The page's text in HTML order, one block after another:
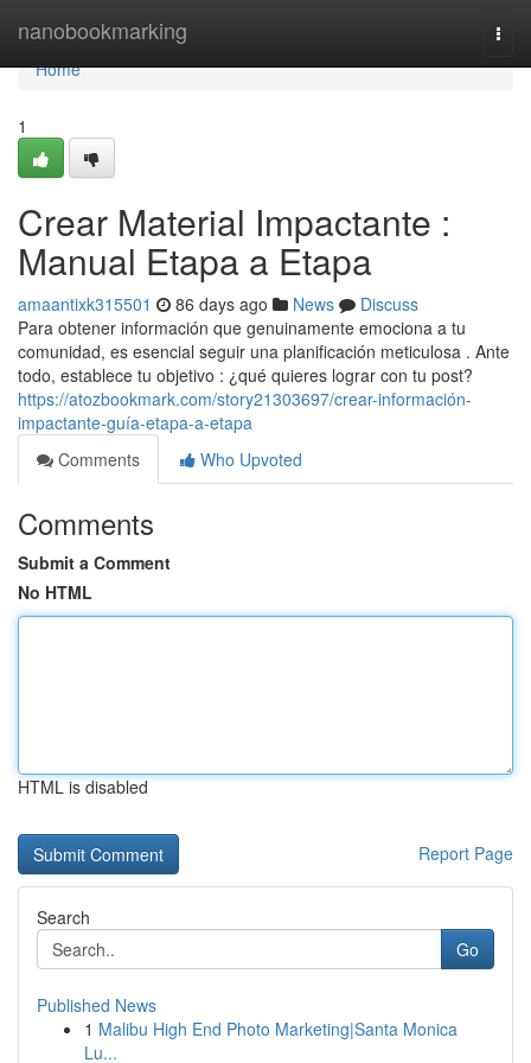
nanobookmarking
Home
Home
1
Crear Material Impactante :
Manual Etapa a Etapa
amaantixk315501 86 days ago News
Discuss
Para obtener información que genuinamente emociona a tu
comunidad, es esencial seguir una planificación meticulosa . Ante
todo, establece tu objetivo : ¿qué quieres lograr con tu post?
https://atozbookmark.com/story21303697/crear-información-
impactante-guía-etapa-a-etapa
Comments
Who Upvoted
Comments
Submit a Comment
No HTML
HTML is disabled
Report Page
Search
Go
Published News
1 Malibu High End Photo Marketing|Santa Monica
Lu...